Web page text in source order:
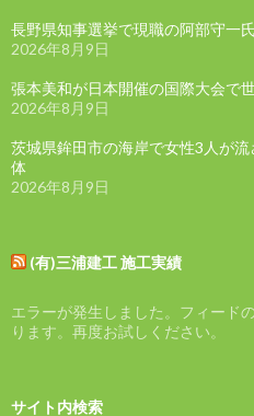
長野県知事選挙で現職の阿部守一
2026年8月9日
張本美和が日本開催の国際大会で
2026年8月9日
茨城県鉾田市の海岸で女性3人が
体
2026年8月9日
(有)三浦建工 施工実績
エラーが発生しました。フィード
ります。再度お試しください。
サイト内検索